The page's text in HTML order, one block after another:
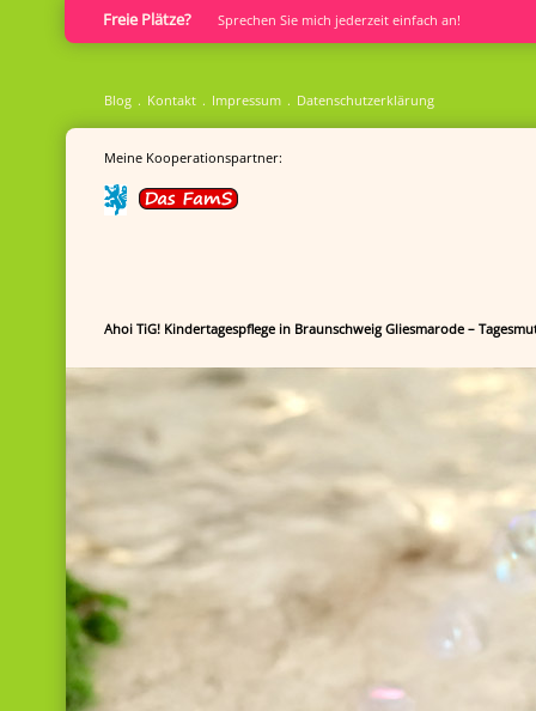
Freie Plätze? Sprech­en Sie mich jederzeit einfach an!
Blog Kontakt Impressum Datenschutzerklärung
Meine Kooperationspartner:
Ahoi TiG! Kindertagespflege in Braunschweig Gliesmarode –